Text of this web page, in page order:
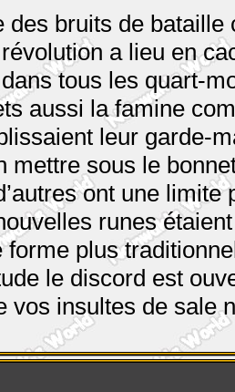
des bruits de
a lieu en
tous les quart-
aussi la famine
leur garde-
mettre sous le
ont une limite
runes
forme plus
le discord est
vos insultes de sale